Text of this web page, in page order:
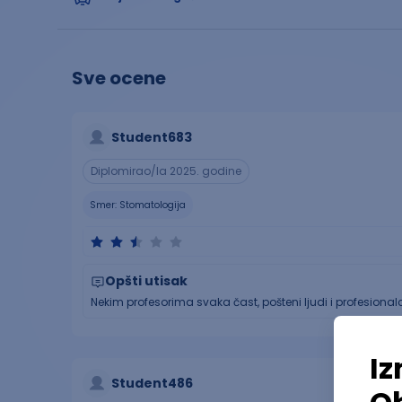
Sve ocene
Student683
Diplomirao/la 2025. godine
Smer: Stomatologija
Opšti utisak
Nekim profesorima svaka čast, pošteni ljudi i
Student486